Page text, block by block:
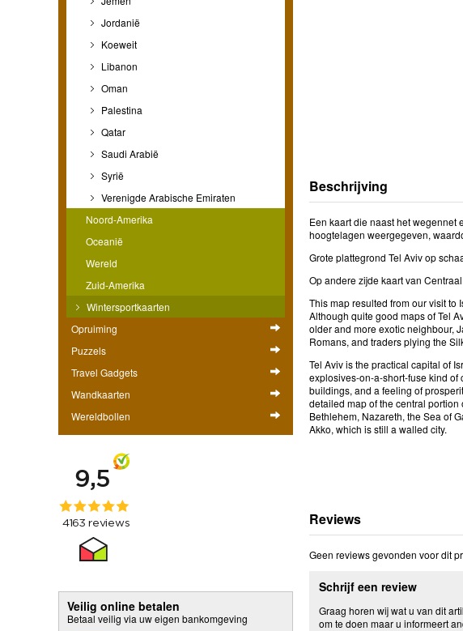
Jordanië
Koeweit
Libanon
Oman
Palestina
Qatar
Saudi Arabië
Syrië
Verenigde Arabische Emiraten
Noord-Amerika
Oceanië
Wereld
Zuid-Amerika
Wintersportkaarten
Opruiming
Puzzels
Travel Gadgets
Wandkaarten
Wereldbollen
Veilig online betalen
Betaal veilig via uw eigen bankomgeving
Beschrijving
Een kaart die naast het
hoogtelagen weergegeven,
Grote plattegrond Tel Aviv op
Op andere zijde kaart van
This map resulted from our visit to
Although quite good maps of Tel
older and more exotic neighbour,
Romans, and traders plying the
Tel Aviv is the practical capital of
explosives-on-a-short-fuse kind of
buildings, and a feeling of
detailed map of the central
Bethlehem, Nazareth, the Sea of
Akko, which is still a walled city.
Reviews
Geen reviews gevonden voor dit
Schrijf een review
Graag horen wij wat u van dit
om te doen maar u informeert